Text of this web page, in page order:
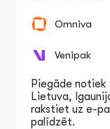
Omniva
Venipak
Piegāde
Lietuva,
rakstiet uz e-
palīdzēt.